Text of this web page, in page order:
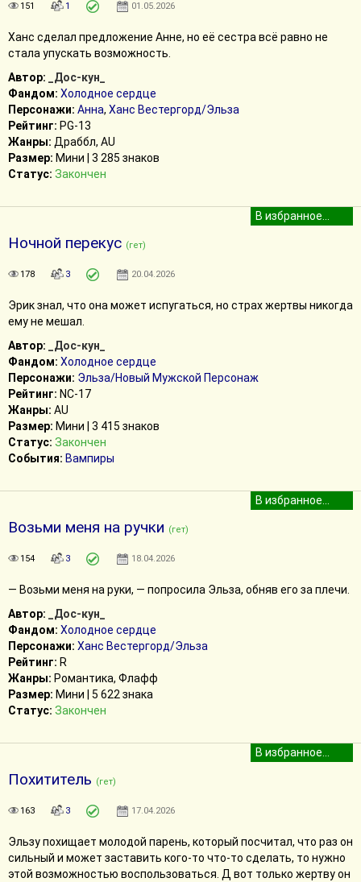
151 1 01.05.2026
Ханс сделал предложение Анне, но её сестра всё равно не
стала упускать возможность.
Автор:
_Дос-кун_
Фандом: Холодное сердце
Персонажи: Анна, Ханс Вестергорд/Эльза
Рейтинг: PG-13
Жанры: Драббл, AU
Размер: Мини | 3 285 знаков
Статус: Закончен
Ночной перекус (гет)
178 3 20.04.2026
Эрик знал, что она может испугаться, но страх жертвы никогда
ему не мешал.
Автор:
_Дос-кун_
Фандом: Холодное сердце
Персонажи: Эльза/Новый Мужской Персонаж
Рейтинг: NC-17
Жанры: AU
Размер: Мини | 3 415 знаков
Статус: Закончен
События: Вампиры
Возьми меня на ручки (гет)
154 3 18.04.2026
— Возьми меня на руки, — попросила Эльза, обняв его за плечи.
Автор:
_Дос-кун_
Фандом: Холодное сердце
Персонажи: Ханс Вестергорд/Эльза
Рейтинг: R
Жанры: Романтика, Флафф
Размер: Мини | 5 622 знака
Статус: Закончен
Похититель (гет)
163 3 17.04.2026
Эльзу похищает молодой парень, который посчитал, что раз он
сильный и может заставить кого-то что-то сделать, то нужно
этой возможностью воспользоваться. Д вот только жертву он